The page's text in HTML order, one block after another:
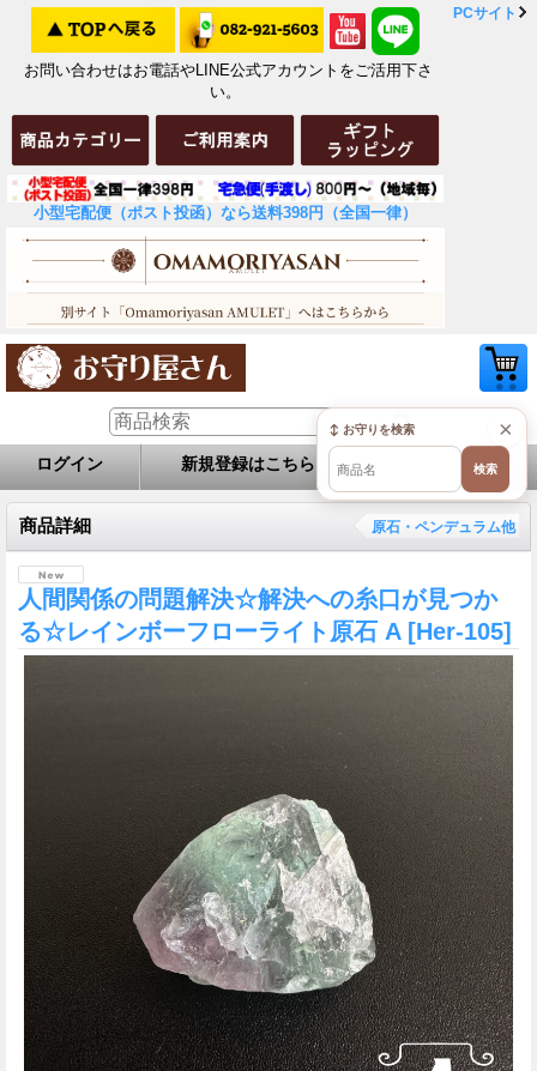
お問い合わせはお電話やLINE公式アカウントをご活用下さ
い。
小型宅配便（ポスト投函）なら送料398円（全国一律）
PCサイト
ログイン 新規登録はこちら お問い合せ
商品詳細 原石・ペンデュラム他
人間関係の問題解決☆解決への糸口が見つか
る☆レインボーフローライト原石 A [Her-105]
×
↕ お守りを検索
検索